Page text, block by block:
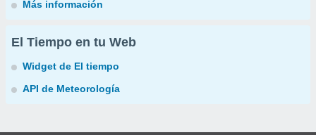
Más información
El Tiempo en tu Web
Widget de El tiempo
API de Meteorología